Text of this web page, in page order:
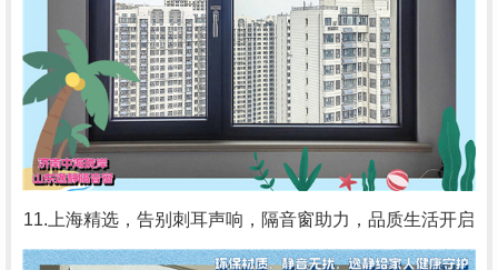
11.上海精选，告别刺耳声响，隔音窗助力，品质生活开启